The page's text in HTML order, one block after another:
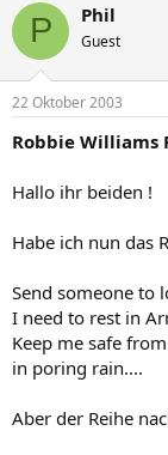
P Phil
Guest
22 Oktober 2003
Robbie Williams
Hallo ihr beiden !
Habe ich nun das
Send someone to
I need to rest in
Keep me safe
in poring rain....
Aber der Reihe